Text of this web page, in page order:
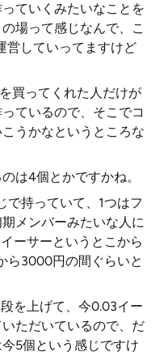
ていくみたいなことを
場って感じなんで、こ
営していってますけど
買ってくれた人だけが
ているので、そこでコ
うかなというところな
は4個とかですかね。
で持っていて、1つはフ
メンバーみたいな人に
ーサーというとこから
ら3000円の間ぐらいと
を上げて、今0.03イー
ただいているので、だ
5個という感じですけ